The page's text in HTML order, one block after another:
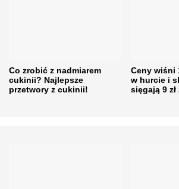
Co zrobić z nadmiarem
cukinii? Najlepsze
przetwory z cukinii!
Ceny wiśni
w hurcie i
sięgają 9 zł